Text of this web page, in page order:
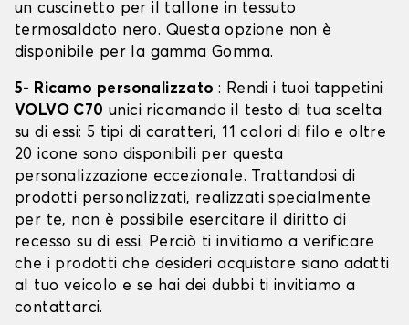
un cuscinetto per il tallone in tessuto
termosaldato nero. Questa opzione non è
disponibile per la gamma Gomma.
5- Ricamo personalizzato : Rendi i tuoi tappetini
VOLVO C70 unici ricamando il testo di tua scelta
su di essi: 5 tipi di caratteri, 11 colori di filo e oltre
20 icone sono disponibili per questa
personalizzazione eccezionale. Trattandosi di
prodotti personalizzati, realizzati specialmente
per te, non è possibile esercitare il diritto di
recesso su di essi. Perciò ti invitiamo a verificare
che i prodotti che desideri acquistare siano adatti
al tuo veicolo e se hai dei dubbi ti invitiamo a
contattarci.